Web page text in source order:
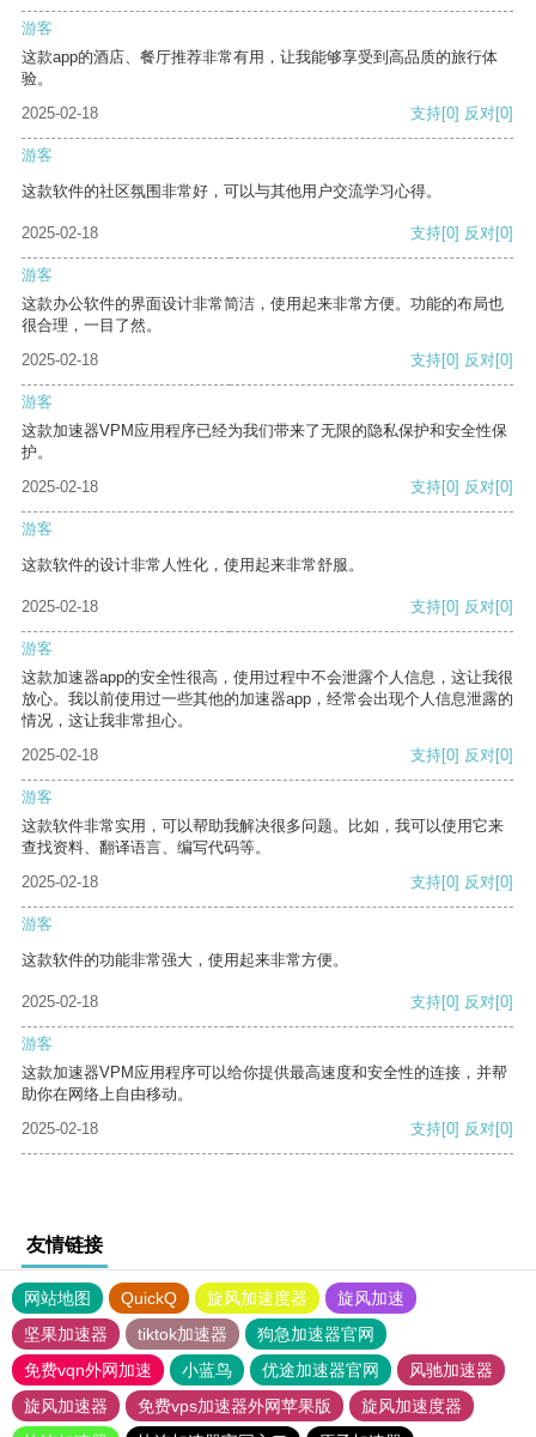
游客
这款app的酒店、餐厅推荐非常有用，让我能够享受到高品质的旅行体
验。
2025-02-18
支持[0] 反对[0]
游客
这款软件的社区氛围非常好，可以与其他用户交流学习心得。
2025-02-18 支持[0] 反对[0]
游客
这款办公软件的界面设计非常简洁，使用起来非常方便。功能的布局也
很合理，一目了然。
2025-02-18
支持[0] 反对[0]
游客
这款加速器VPM应用程序已经为我们带来了无限的隐私保护和安全性保
护。
2025-02-18
支持[0] 反对[0]
游客
这款软件的设计非常人性化，使用起来非常舒服。
2025-02-18 支持[0] 反对[0]
游客
这款加速器app的安全性很高，使用过程中不会泄露个人信息，这让我很
放心。我以前使用过一些其他的加速器app，经常会出现个人信息泄露的
情况，这让我非常担心。
2025-02-18
支持[0] 反对[0]
游客
这款软件非常实用，可以帮助我解决很多问题。比如，我可以使用它来
查找资料、翻译语言、编写代码等。
2025-02-18
支持[0] 反对[0]
游客
这款软件的功能非常强大，使用起来非常方便。
2025-02-18 支持[0] 反对[0]
游客
这款加速器VPM应用程序可以给你提供最高速度和安全性的连接，并帮
助你在网络上自由移动。
2025-02-18
支持[0] 反对[0]
友情链接
网站地图 QuickQ 旋风加速度器
旋风加速
坚果加速器
tiktok加速器
狗急加速器官网
免费vqn外网加速
小蓝鸟 优途加速器官网
风驰加速器
旋风加速器
免费vps加速器外网苹果版
旋风加速度器